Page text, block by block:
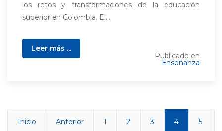
los retos y transformaciones de la educación
superior en Colombia. El...
Leer más ...
Publicado en
Ensenanza
Inicio Anterior 1 2 3 4 5